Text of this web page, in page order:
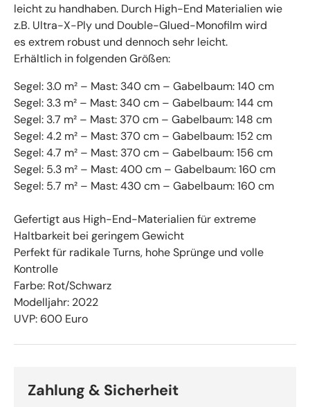
leicht zu handhaben. Durch High-End Materialien wie
z.B. Ultra-X-Ply und Double-Glued-Monofilm wird
es extrem robust und dennoch sehr leicht.
Erhältlich in folgenden Größen:
Segel: 3.0 m² – Mast: 340 cm – Gabelbaum: 140 cm
Segel: 3.3 m² – Mast: 340 cm – Gabelbaum: 144 cm
Segel: 3.7 m² – Mast: 370 cm – Gabelbaum: 148 cm
Segel: 4.2 m² – Mast: 370 cm – Gabelbaum: 152 cm
Segel: 4.7 m² – Mast: 370 cm – Gabelbaum: 156 cm
Segel: 5.3 m² – Mast: 400 cm – Gabelbaum: 160 cm
Segel: 5.7 m² – Mast: 430 cm – Gabelbaum: 160 cm
Gefertigt aus High-End-Materialien für extreme
Haltbarkeit bei geringem Gewicht
Perfekt für radikale Turns, hohe Sprünge und volle
Kontrolle
Farbe: Rot/Schwarz
Modelljahr: 2022
UVP: 600 Euro
Zahlung & Sicherheit